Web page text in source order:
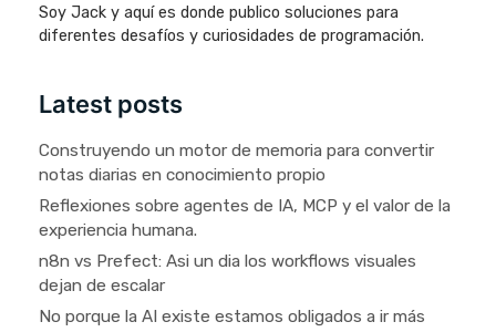
Soy Jack y aquí es donde publico soluciones para
diferentes desafíos y curiosidades de programación.
Latest posts
Construyendo un motor de memoria para convertir
notas diarias en conocimiento propio
Reflexiones sobre agentes de IA, MCP y el valor de la
experiencia humana.
n8n vs Prefect: Asi un dia los workflows visuales
dejan de escalar
No porque la AI existe estamos obligados a ir más